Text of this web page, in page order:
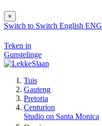
×
Switch to Switch English ENG
Teken in
Gunstelinge
Tuis
Gauteng
Pretoria
Centurion
Studio on Santa Monica